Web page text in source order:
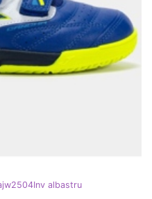
albastru